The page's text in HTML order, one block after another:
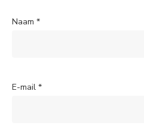
Naam *
E-mail *